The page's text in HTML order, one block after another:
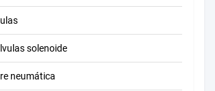
solenoide
neumática